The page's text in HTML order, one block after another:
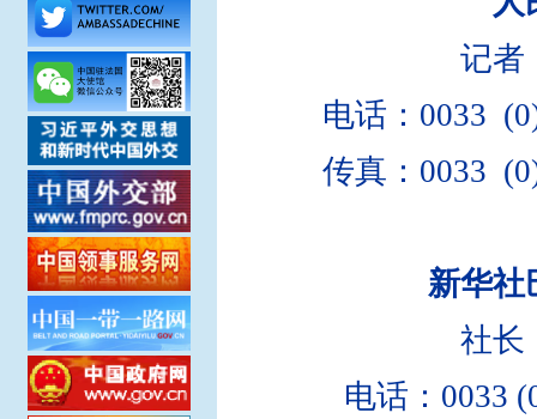
记者
电话：0033
传真：0033
新华社
社长
电话： 0033